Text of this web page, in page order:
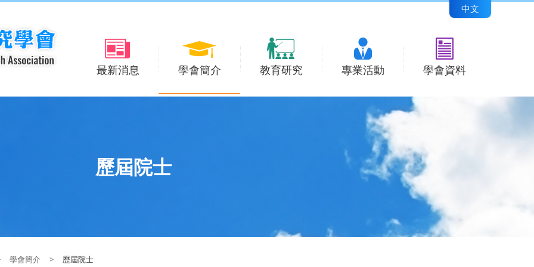
中文
最新消息 學會簡介 教育研究 專業活動 學會資料
歷屆院士
學會簡介 > 歷屆院士